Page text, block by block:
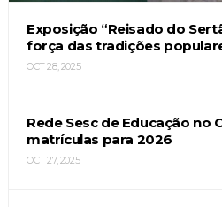
Exposição “Reisado do
força das tradições
OCT 28, 2025
Rede Sesc de Educação no
matrículas para 2026
OCT 27, 2025